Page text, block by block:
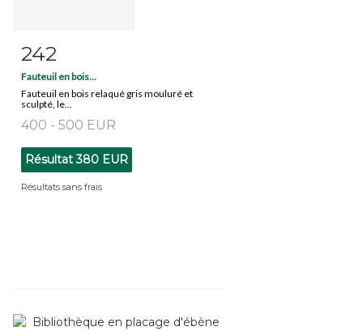
Fiche détaillée
242
Fauteuil en bois...
Fauteuil en bois relaqué gris mouluré et
sculpté, le...
400 - 500 EUR
Résultat380 EUR
Résultats sans frais